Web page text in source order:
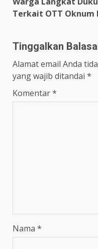
Terkait OTT Oknum
Tinggalkan
Alamat email Anda
yang wajib ditandai *
Komentar*
Nama *